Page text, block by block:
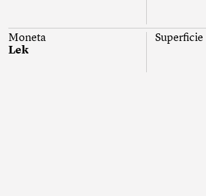
Moneta
Lek
Superficie